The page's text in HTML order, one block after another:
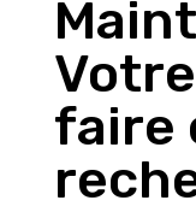
faire